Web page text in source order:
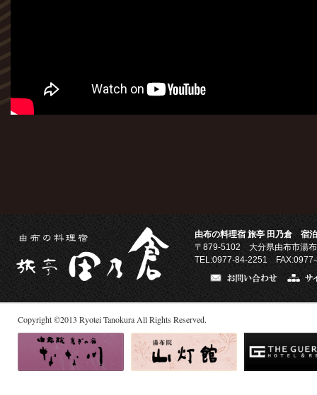
由布の料理宿 旅亭 田乃倉 宿
〒879-5102 大分県由布市湯
TEL:0977-84-2251
Copyright©2013 Ryotei Tanokura All Rights Reserved.